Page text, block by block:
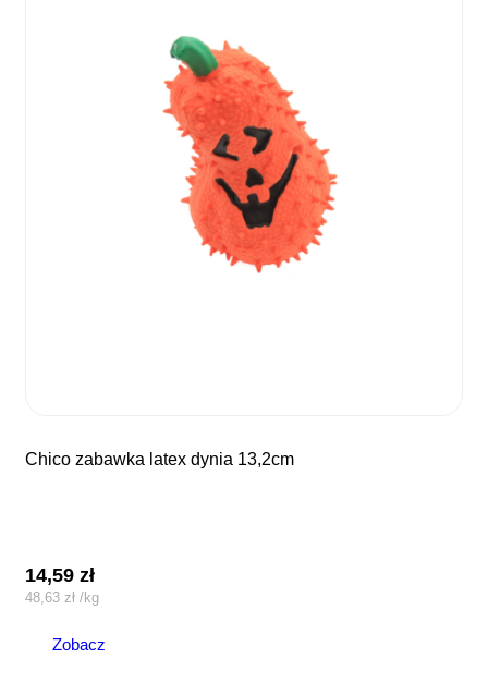
chico zabawka latex dynia 13,2cm
14,59zł
48,63zł /kg
Zobacz